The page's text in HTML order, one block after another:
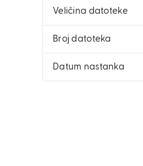
Veličina datoteke
Broj datoteka
Datum nastanka